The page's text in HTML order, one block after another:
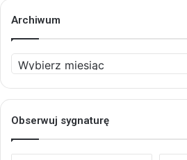
Archiwum
Archiwum
Obserwuj sygnaturę